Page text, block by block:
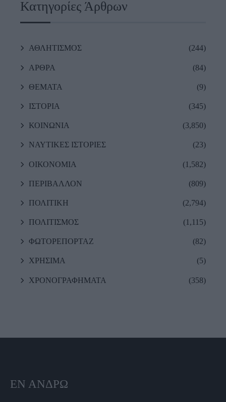
Κατηγορίες Άρθρων
ΑΘΛΗΤΙΣΜΟΣ (244)
ΑΡΘΡΑ (84)
ΘΕΜΑΤΑ (9)
ΙΣΤΟΡΙΑ (345)
ΚΟΙΝΩΝΙΑ (3,850)
ΝΑΥΤΙΚΕΣ ΙΣΤΟΡΙΕΣ (23)
ΟΙΚΟΝΟΜΙΑ (1,582)
ΠΕΡΙΒΑΛΛΟΝ (809)
ΠΟΛΙΤΙΚΗ (2,794)
ΠΟΛΙΤΙΣΜΟΣ (1,115)
ΦΩΤΟΡΕΠΟΡΤΑΖ (82)
ΧΡΗΣΙΜΑ (5)
ΧΡΟΝΟΓΡΑΦΗΜΑΤΑ (358)
ΕΝ ΆΝΔΡΩ